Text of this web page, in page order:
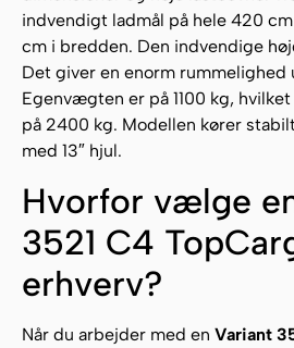
indvendigt ladmål på hele 420
cm i bredden. Den indvendige
Det giver en enorm rummelighed
Egenvægten er på 1100 kg,
på 2400 kg. Modellen kører
med 13″ hjul.
Hvorfor vælge
3521 C4
erhverv?
Når du arbejder med en Variant